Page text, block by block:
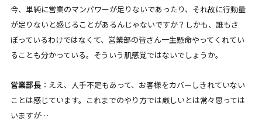
今、単純に営業のマンパワーが足りないであったり、それ故に行動量
が足りないと感じることがあるんじゃないですか？しかも、誰もさ
ぼっているわけではなくて、営業部の皆さん一生懸命やってくれてい
ることも分かっている。そういう肌感覚ではないでしょうか。
営業部長 ：ええ、人手不足もあって、お客様をカバーしきれていない
ことは感じています。これまでのやり方では厳しいとは常々思っては
いますが…